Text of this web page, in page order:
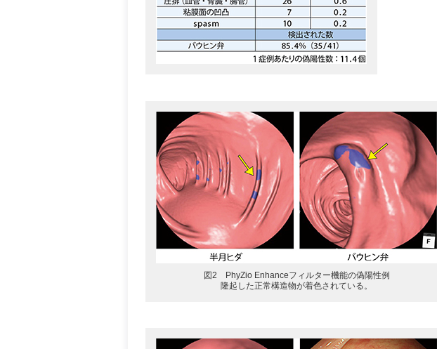
図2 PhyZio Enhanceフィルター機能の偽陽性例
隆起した正常構造物が着色されている。